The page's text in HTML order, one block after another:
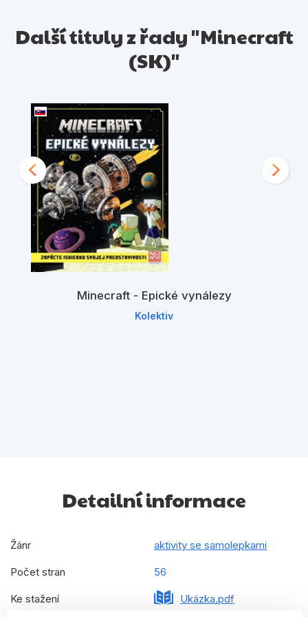
Další tituly z řady "Minecraft
(SK)"
Minecraft - Epické vynálezy
Kolektiv
Detailní informace
Žánr aktivity se samolepkami
Počet stran 56
Ke stažení Ukázka.pdf